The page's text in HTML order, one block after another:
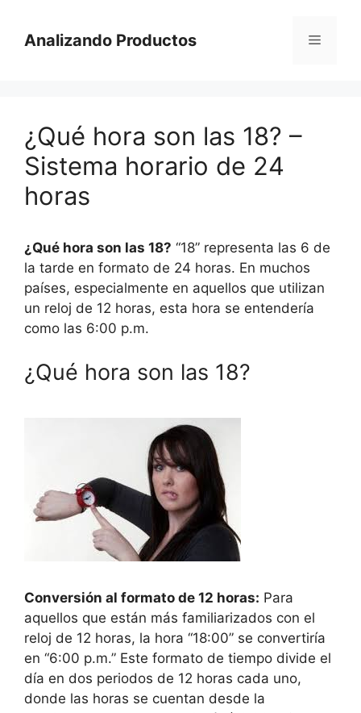
contenido
Analizando Productos Menú
¿Qué hora son las 18? –
Sistema horario de 24
horas
¿Qué hora son las 18? “18” representa las 6 de
la tarde en formato de 24 horas. En muchos
países, especialmente en aquellos que utilizan
un reloj de 12 horas, esta hora se entendería
como las 6:00 p.m.
¿Qué hora son las 18?
Conversión al formato de 12 horas: Para
aquellos que están más familiarizados con el
reloj de 12 horas, la hora “18:00” se convertiría
en “6:00 p.m.” Este formato de tiempo divide el
día en dos periodos de 12 horas cada uno,
donde las horas se cuentan desde la